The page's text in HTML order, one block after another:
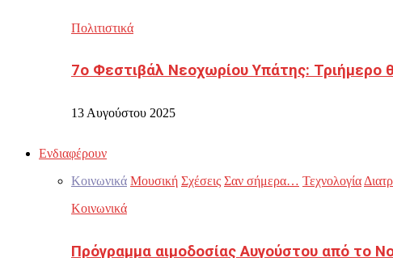
Πολιτιστικά
7ο Φεστιβάλ Νεοχωρίου Υπάτης: Τριήμερο
13 Αυγούστου 2025
Ενδιαφέρουν
Κοινωνικά Μουσική Σχέσεις Σαν σήμερα… Τεχνολογία
Κοινωνικά
Πρόγραμμα αιμοδοσίας Αυγούστου από το